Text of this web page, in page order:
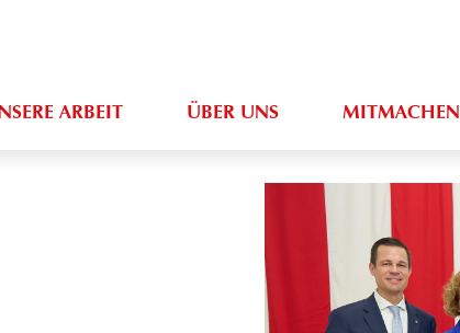
ARBEIT ÜBER UNS MITMACHEN